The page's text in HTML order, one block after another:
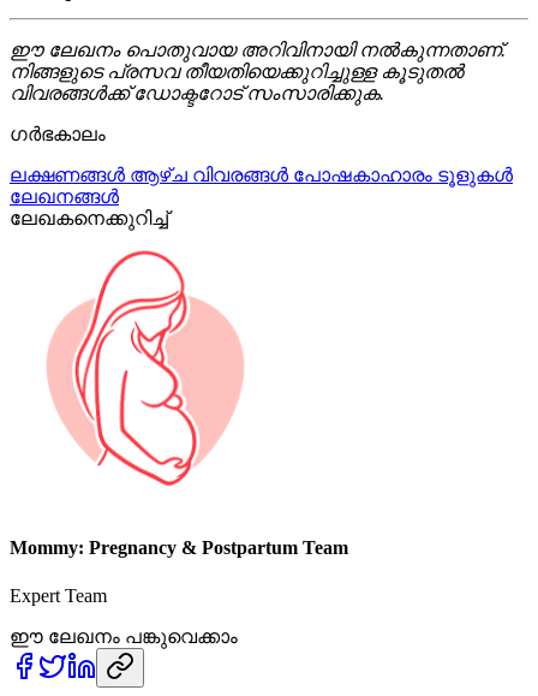
ഈ ലേഖനം പൊതുവായ അറിവിനായി നൽകുന്നതാണ്.
നിങ്ങളുടെ പ്രസവ തീയതിയെക്കുറിച്ചുള്ള കൂടുതൽ
വിവരങ്ങൾക്ക് ഡോക്ടറോട് സംസാരിക്കുക.
ഗർഭകാലം
ലക്ഷണങ്ങൾ ആഴ്ച വിവരങ്ങൾ പോഷകാഹാരം ടൂളുകൾ
ലേഖനങ്ങൾ
ലേഖകനെക്കുറിച്ച്
Mommy: Pregnancy & Postpartum Team
Expert Team
ഈ ലേഖനം പങ്കുവെക്കാം